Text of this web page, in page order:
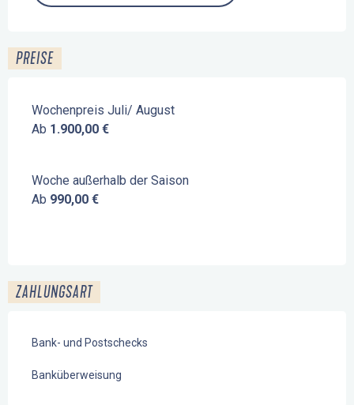
PREISE
Wochenpreis Juli/ August
Ab 1.900,00 €
Woche außerhalb der Saison
Ab 990,00 €
ZAHLUNGSART
Bank- und Postschecks
Banküberweisung